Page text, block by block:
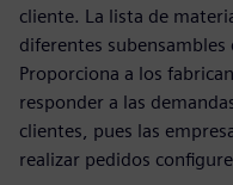
cliente. La lista de
diferentes
Proporciona a los
responder a las
clientes, pues las
realizar pedidos